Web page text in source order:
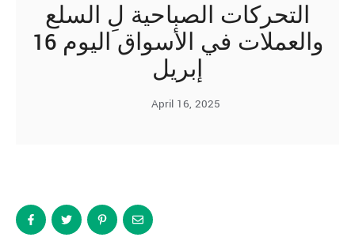
التحركات الصباحية لِ السلع
والعملات في الأسواق اليوم 16
إبريل
April 16, 2025